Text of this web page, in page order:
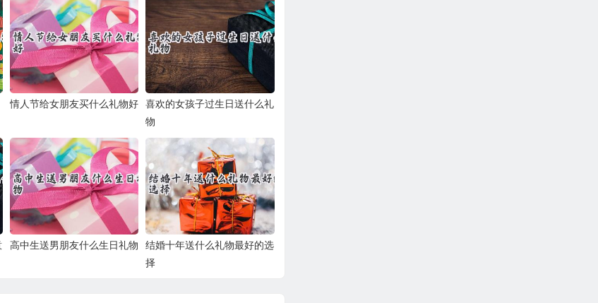
情人节给女朋友买什么礼物好
喜欢的女孩子过生日送什么礼
物
高中生送男朋友什么生日礼物
结婚十年送什么礼物最好的选
择